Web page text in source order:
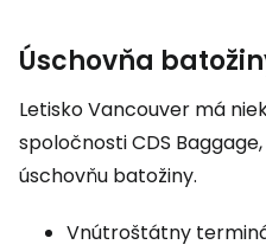
Úschovňa
Letisko Vancouver má
spoločnosti CDS
úschovňu batožiny.
Vnútroštátny